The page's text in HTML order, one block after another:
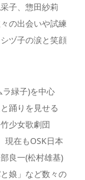
子、惣田紗莉
の出会いや試練
ヅ子の涙と笑顔
緑子)を中心
踊りを見せる
少女歌劇団
現在もOSK日本
良一(松村雄基)
娘」など数々の